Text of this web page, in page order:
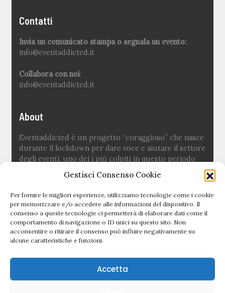
Gestisci Consenso Cookie
Per fornire le migliori esperienze, utilizziamo tecnologie come i cookie
per memorizzare e/o accedere alle informazioni del dispositivo. Il
consenso a queste tecnologie ci permetterà di elaborare dati come il
comportamento di navigazione o ID unici su questo sito. Non
acconsentire o ritirare il consenso può influire negativamente su
alcune caratteristiche e funzioni.
Accetta
Contatti
Invia un comunicato stampa o segnala un evento:
info@eventaddicted.it
Collabora con noi:
info@eventaddicted.it
About
Eventaddicted è un progetto “coraggioso” che nasce
durante il lockdown per dare voce e aiutare il settore
degli eventi, uno dei i più colpiti in questo periodo
Ideato e fondato da Sara Fuoco
Quick links
Newsletter
Politica editoriale